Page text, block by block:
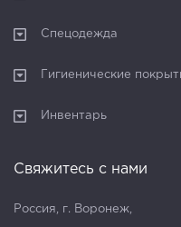
Спецодежда
Гигиенические
Инвентарь
Свяжитесь с нами
Россия, г. Воронеж,